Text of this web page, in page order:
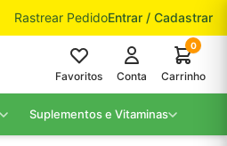
Rastrear PedidoEntrar / Cadastrar
Favoritos Conta
0
Carrinho
Suplementos e Vitaminas